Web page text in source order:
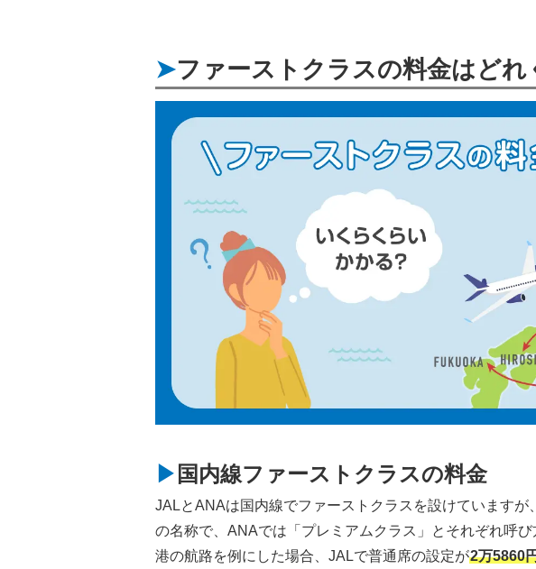
ファーストクラスの料金はどれ
国内線ファーストクラスの料金
JALとANAは国内線でファーストクラスを設けていますが
の名称で、ANAでは「プレミアムクラス」とそれぞれ呼
港の航路を例にした場合、JALで普通席の設定が2万5860